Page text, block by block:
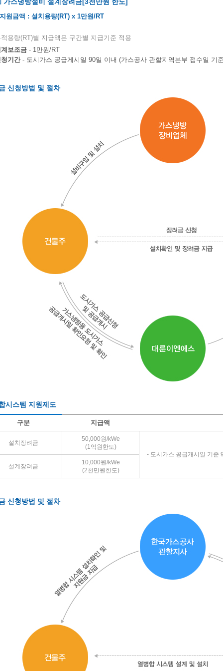
지원금액 : 설치용량(RT) x 1만원/RT
용량(RT)별 지급액은 구간별 지급기준 적용
보조금 - 1만원/RT
기간- 도시가스 공급게시일 90일 이내 (가스공사 관할지역본부 접수일 기
신청방법 및 절차
시스템 지원제도
구분 지급액
설치장려금
50,000원/kWe
(1억원한도)
- 도시가스 공급개시일 기준
설계장려금
10,000원/kWe
(2천만원한도)
신청방법 및 절차